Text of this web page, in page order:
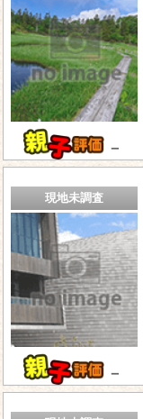
－
現地未調査
－